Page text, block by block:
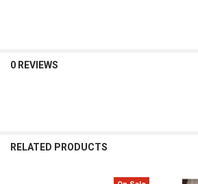
0 REVIEWS
RELATED PRODUCTS